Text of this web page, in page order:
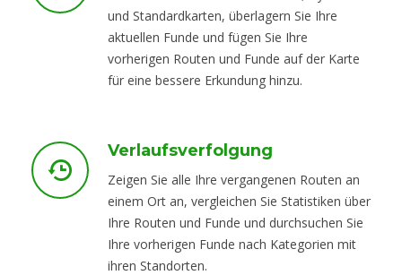
und Standardkarten, überlagern Sie Ihre
aktuellen Funde und fügen Sie Ihre
vorherigen Routen und Funde auf der Karte
für eine bessere Erkundung hinzu.
Verlaufsverfolgung
Zeigen Sie alle Ihre vergangenen Routen an
einem Ort an, vergleichen Sie Statistiken über
Ihre Routen und Funde und durchsuchen Sie
Ihre vorherigen Funde nach Kategorien mit
ihren Standorten.